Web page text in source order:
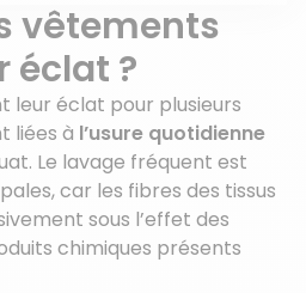
vêtements
éclat ?
leur éclat pour plusieurs
liées à l’usure quotidienne
Le lavage fréquent est
car les fibres des tissus
sous l’effet des
chimiques présents